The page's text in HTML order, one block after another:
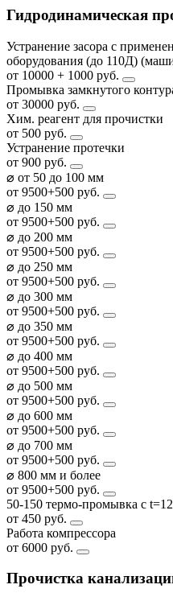
Гидродинамическая
Устранение засора с
оборудования (до 110Д)
от 10000 + 1000 руб.
Промывка замкнутого
от 30000 руб.
Хим. реагент для прочистки
от 500 руб.
Устранение протечки
от 900 руб.
⌀ от 50 до 100 мм
от 9500+500 руб.
⌀ до 150 мм
от 9500+500 руб.
⌀ до 200 мм
от 9500+500 руб.
⌀ до 250 мм
от 9500+500 руб.
⌀ до 300 мм
от 9500+500 руб.
⌀ до 350 мм
от 9500+500 руб.
⌀ до 400 мм
от 9500+500 руб.
⌀ до 500 мм
от 9500+500 руб.
⌀ до 600 мм
от 9500+500 руб.
⌀ до 700 мм
от 9500+500 руб.
⌀ 800 мм и более
от 9500+500 руб.
50-150 термо-промывка с
от 450 руб.
Работа компрессора
от 6000 руб.
Прочистка